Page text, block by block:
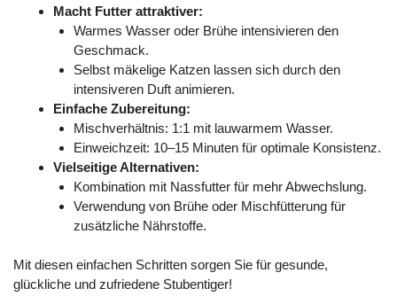
Macht Futter attraktiver:
Warmes Wasser oder Brühe intensivieren den
Geschmack.
Selbst mäkelige Katzen lassen sich durch den
intensiveren Duft animieren.
Einfache Zubereitung:
Mischverhältnis: 1:1 mit lauwarmem Wasser.
Einweichzeit: 10–15 Minuten für optimale Konsistenz.
Vielseitige Alternativen:
Kombination mit Nassfutter für mehr Abwechslung.
Verwendung von Brühe oder Mischfütterung für
zusätzliche Nährstoffe.
Mit diesen einfachen Schritten sorgen Sie für gesunde,
glückliche und zufriedene Stubentiger!